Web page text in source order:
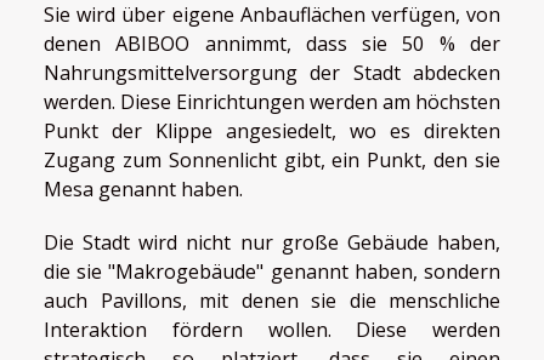
Sie wird über eigene Anbauflächen verfügen, von
denen ABIBOO annimmt, dass sie 50 % der
Nahrungsmittelversorgung der Stadt abdecken
werden. Diese Einrichtungen werden am höchsten
Punkt der Klippe angesiedelt, wo es direkten
Zugang zum Sonnenlicht gibt, ein Punkt, den sie
Mesa genannt haben.
Die Stadt wird nicht nur große Gebäude haben,
die sie "Makrogebäude" genannt haben, sondern
auch Pavillons, mit denen sie die menschliche
Interaktion fördern wollen. Diese werden